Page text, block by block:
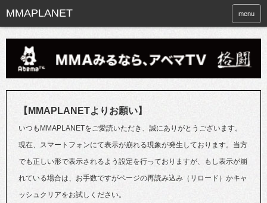
menu
【MMAPLANETよりお願い】
いつもMMAPLANETをご愛読いただき、誠にありがとうございます。
現在、スマートフォンにて表示が崩れる現象が発生しております。当方
でも正しい形で表示されるよう設定を行っておりますが、もし表示が崩
れている場合は、お手数ですがページの再読み込み（リロード）かキャ
ッシュクリアをお試しください。